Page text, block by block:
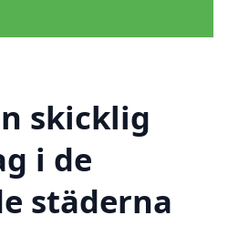
skicklig
i de
städerna